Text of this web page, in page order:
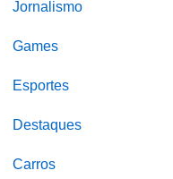
Jornalismo
Games
Esportes
Destaques
Carros